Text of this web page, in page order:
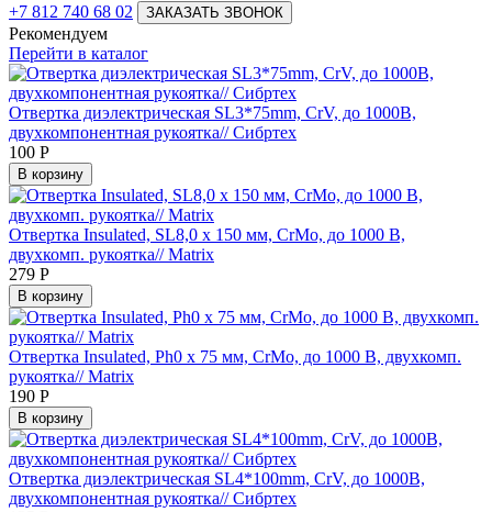
+7 812 740 68 02 ЗАКАЗАТЬ ЗВОНОК
Рекомендуем
Перейти в каталог
Отвертка диэлектрическая SL3*75mm, CrV, до 1000В,
двухкомпонентная рукоятка// Сибртех
100 Р
В корзину
Отвертка Insulated, SL8,0 x 150 мм, CrMo, до 1000 В,
двухкомп. рукоятка// Matrix
279 Р
В корзину
Отвертка Insulated, Ph0 x 75 мм, CrMo, до 1000 В, двухкомп.
рукоятка// Matrix
190 Р
В корзину
Отвертка диэлектрическая SL4*100mm, CrV, до 1000В,
двухкомпонентная рукоятка// Сибртех